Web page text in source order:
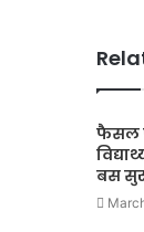
फैसल
बस